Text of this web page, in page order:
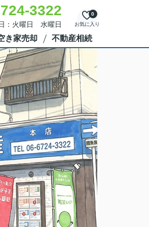
3322
：火曜日 水曜日 お気に入り
0
き家売却 不動産相続